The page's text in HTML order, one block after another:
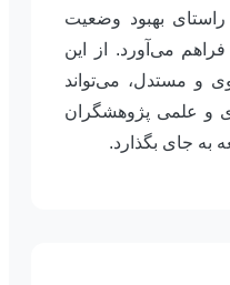
بهبود وضعیت
می‌آورد. از این
و مستدل، می‌تواند
و علمی پژوهشگران
به جای بگذارد.